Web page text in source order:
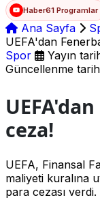
Haber61 Programlar
Ana Sayfa
UEFA'dan
Spor
Yayın
Güncellenme
ceza!
UEFA, Finansal
maliyeti kuralına
para cezası verdi.